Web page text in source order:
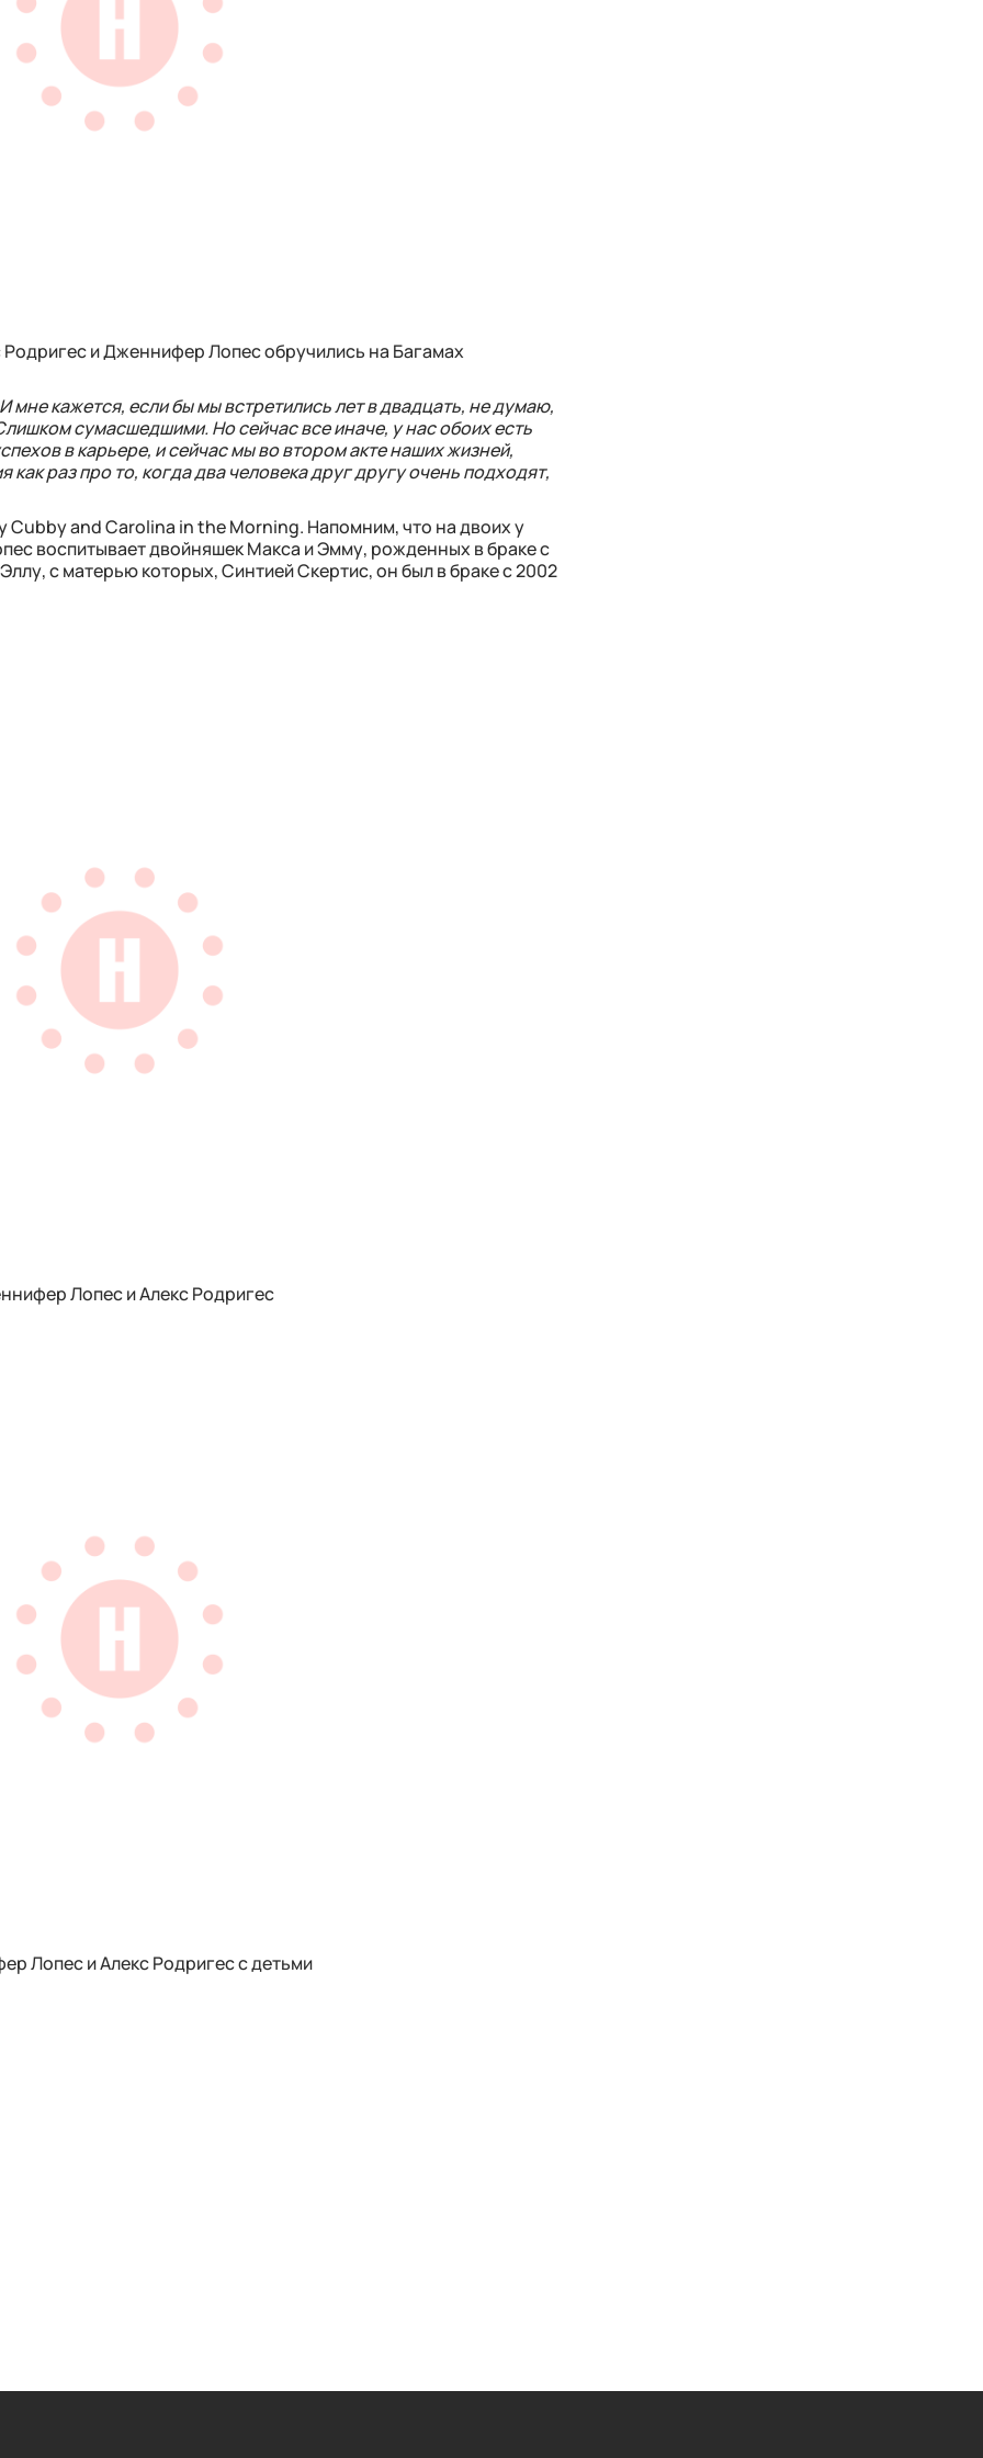
и Дженнифер Лопес обручились на Багамах
кажется, если бы мы встретились лет в двадцать, не думаю,
сумасшедшими. Но сейчас все иначе, у нас обоих есть
в карьере, и сейчас мы во втором акте наших жизней,
раз про то, когда два человека друг другу очень подходят,
and Carolina in the Morning. Напомним, что на двоих у
воспитывает двойняшек Макса и Эмму, рожденных в браке с
с матерью которых, Синтией Скертис, он был в браке с 2002
Лопес и Алекс Родригес
Лопес и Алекс Родригес с детьми